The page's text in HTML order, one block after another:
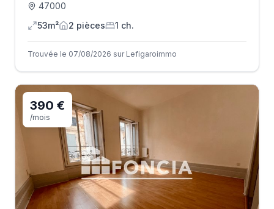
47000
53m²
2 pièces 1 ch.
Trouvée le 07/08/2026 sur Lefigaroimmo
390 €
/mois